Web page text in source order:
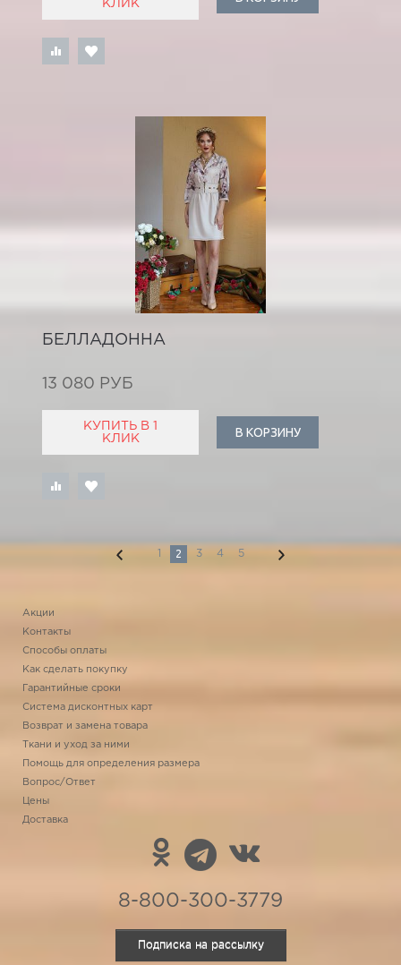
КЛИК
БЕЛЛАДОННА
13 080 РУБ
КУПИТЬ В 1
КЛИК
В КОРЗИНУ
1 2 3 4 5
Акции
Контакты
Способы оплаты
Как сделать покупку
Гарантийные сроки
Система дисконтных карт
Возврат и замена товара
Ткани и уход за ними
Помощь для определения размера
Вопрос/Ответ
Цены
Доставка
8-800-300-3779
Подписка на рассылку